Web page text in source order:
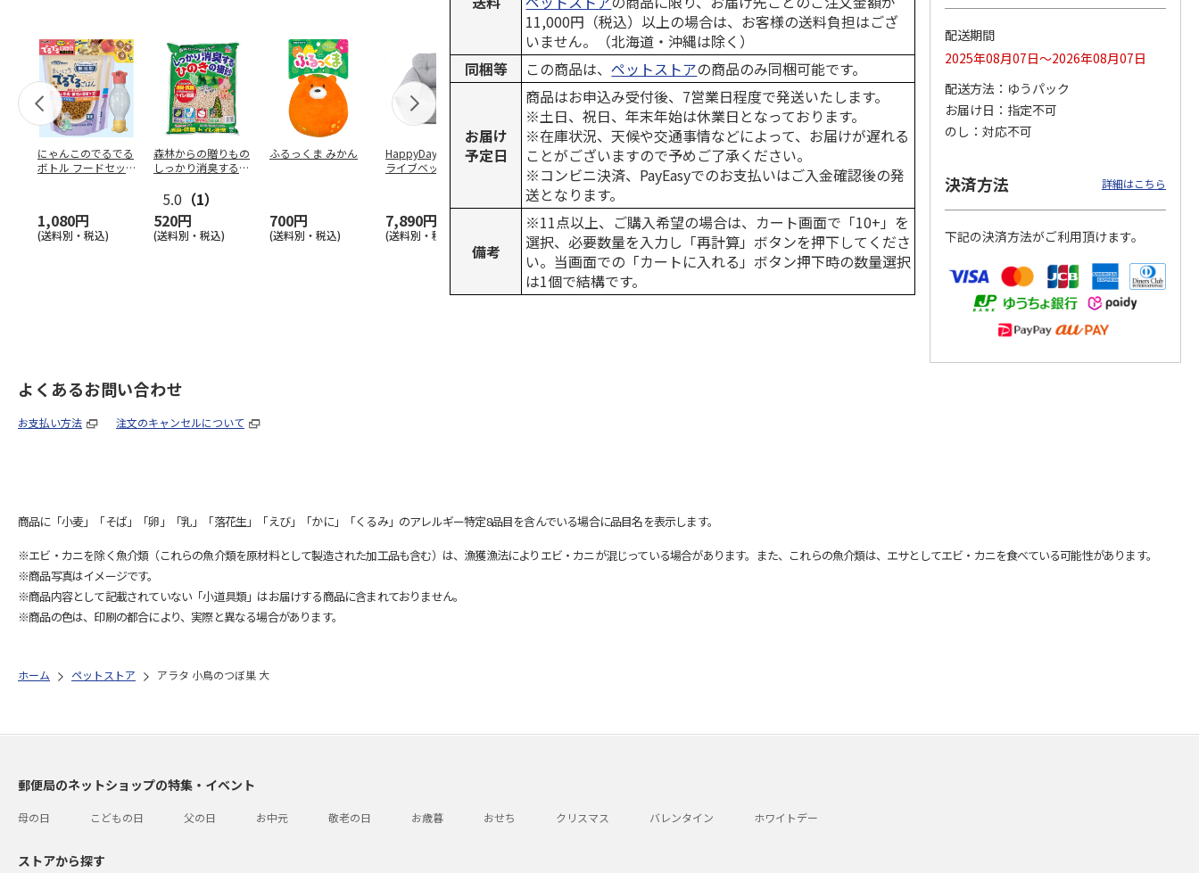
にゃんこのでるでる
ボトル フードセッ
1,080円
(送料別・税込)
森林からの贈りもの
しっかり消臭するひ
5.0 （1）
520円
(送料別・税込)
ふるっくま みかん
700円
(送料別・税込)
HappyDays 2wayド
ライブベッド グレ
7,890円
(送料別・税込)
獣医師開発 ニオイ
をとる砂専用 猫ト
イレ ナチュラルグ
1,550円
(送料別・税込)
デオトイレ 飛び散
らない消臭・抗菌サ
ンド 4L
1,320円
(送料別・税込)
無添加良品 カムカ
ムデンタルコーン
ぐるぐるボーン型 S
470円
(送料別・税込)
チ 健康に育つ子ね
こ用 まぐろ・かつ
120円
(送料別・税込)
ローラルの香り
(送料別・税込)
えBOX とりささ…
(送料別・税込)
11,000円（税込）以上の場合は、お客様の送料負担はござ
いません。（北海道・沖縄は除く）
同梱等
この商品は、ペットストアの商品のみ同梱可能です。
お届け
予定日
商品はお申込み受付後、7営業日程度で発送いたします。
※土日、祝日、年末年始は休業日となっております。
※在庫状況、天候や交通事情などによって、お届けが遅れる
ことがございますので予めご了承ください。
※コンビニ決済、PayEasyでのお支払いはご入金確認後の発
送となります。
備考
※11点以上、ご購入希望の場合は、カート画面で「10+」を
選択、必要数量を入力し「再計算」ボタンを押下してくださ
い。当画面での「カートに入れる」ボタン押下時の数量選択
は1個で結構です。
配送期間
2025年08月07日～2026年08月07日
配送方法
ゆうパック
お届け日
指定不可
のし
対応不可
決済方法 詳細はこちら
下記の決済方法がご利用頂けます。
よくあるお問い合わせ
お支払い方法 注文のキャンセルについて
商品に「小麦」「そば」「卵」「乳」「落花生」「えび」「かに」「くるみ」のアレルギー特定8品目を含んでいる場合に品目名を表示します。
※エビ・カニを除く魚介類（これらの魚介類を原材料として製造された加工品も含む）は、漁獲漁法によりエビ・カニが混じっている場合があります。また、これらの魚介類は、エサとしてエビ・カニを食べている可能性があります。
※商品写真はイメージです。
※商品内容として記載されていない「小道具類」はお届けする商品に含まれておりません。
※商品の色は、印刷の都合により、実際と異なる場合があります。
ホーム ペットストア アラタ 小鳥のつぼ巣 大
郵便局のネットショップの特集・イベント
母の日 こどもの日 父の日 お中元 敬老の日 お歳暮 おせち クリスマス バレンタイン ホワイトデー
ストアから探す